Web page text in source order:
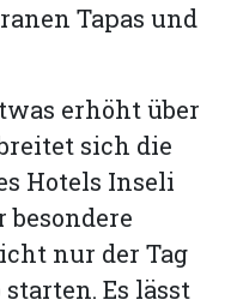
Tapas und
erhöht über
sich die
Hotels Inseli
besondere
nur der Tag
Es lässt